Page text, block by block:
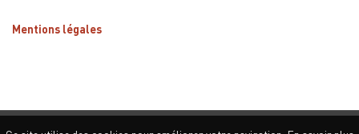
Mentions légales